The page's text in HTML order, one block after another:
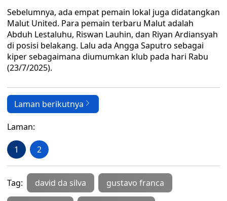
Sebelumnya, ada empat pemain lokal juga didatangkan
Malut United. Para pemain terbaru Malut adalah
Abduh Lestaluhu, Riswan Lauhin, dan Riyan Ardiansyah
di posisi belakang. Lalu ada Angga Saputro sebagai
kiper sebagaimana diumumkan klub pada hari Rabu
(23/7/2025).
Laman berikutnya
Laman:
1 2
Tag: david da silva gustavo franca